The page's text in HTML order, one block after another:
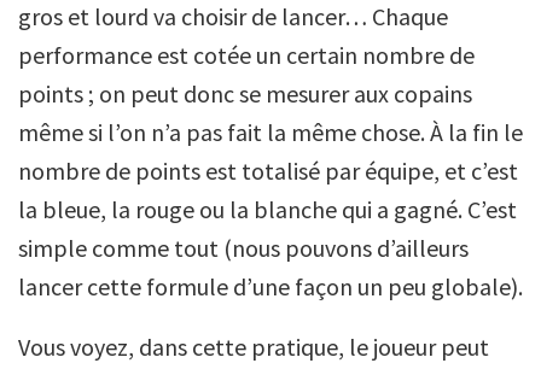
gros et lourd va choisir de lancer… Chaque
performance est cotée un certain nombre de
points ; on peut donc se mesurer aux copains
même si l’on n’a pas fait la même chose. À la fin le
nombre de points est totalisé par équipe, et c’est
la bleue, la rouge ou la blanche qui a gagné. C’est
simple comme tout (nous pouvons d’ailleurs
lancer cette formule d’une façon un peu globale).
Vous voyez, dans cette pratique, le joueur peut